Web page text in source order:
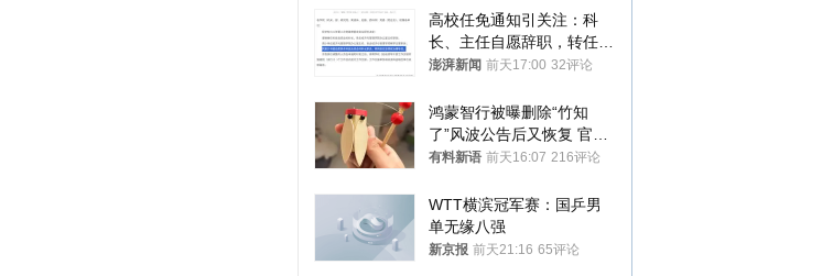
高校任免通知引关注：科
长、主任自愿辞职，转任思
政辅导员
澎湃新闻 前天17:00 32评论
鸿蒙智行被曝删除“竹知
了”风波公告后又恢复 官媒
曾力挺：劝华为要大度的，
有料新语 前天16:07 216评论
WTT横滨冠军赛：国乒男
单无缘八强
新京报 前天21:16 65评论